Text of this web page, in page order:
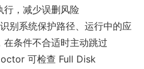
行，减少误删风险
别系统保护路径、运行中的应
在条件不合适时主动跳过
可检查 Full Disk